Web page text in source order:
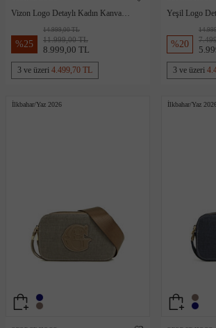
Vizon Logo Detaylı Kadın Kanvas
%25
14.999,00 TL
11.999,00 TL
8.999,00 TL
3 ve üzeri 4.499,70 TL
Yeşil Logo
%20
3 ve üzeri
İlkbahar/Yaz 2026 İlkbahar/Yaz